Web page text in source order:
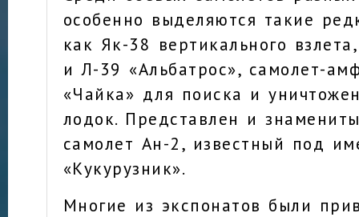
особенно выделяются такие
как Як-38 вертикального
и Л-39 «Альбатрос», самолет-
«Чайка» для поиска и
лодок. Представлен и
самолет Ан-2, известный под
«Кукурузник».
Многие из экспонатов были